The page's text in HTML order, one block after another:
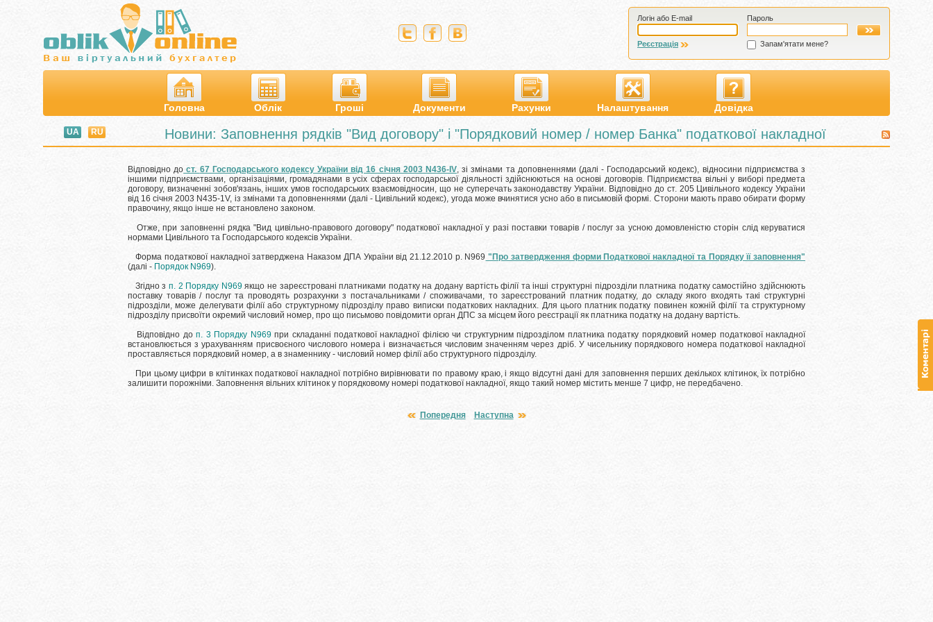
Логін або E-mail
Реєстрація
Пароль
Запам'ятати мене?
Головна Облік Гроші Документи Рахунки Налаштування Довідка
UA RU Новини: Заповнення рядків "Вид договору" і "Порядковий номер / номер Банка" податкової накладної
Відповідно до ст. 67 Господарського кодексу України від 16 січня 2003 N436-IV, зі змінами та доповненнями (далі - Господарський кодекс), відносини підприємства з
іншими підприємствами, організаціями, громадянами в усіх сферах господарської діяльності здійснюються на основі договорів. Підприємства вільні у виборі предмета
договору, визначенні зобов'язань, інших умов господарських взаємовідносин, що не суперечать законодавству України. Відповідно до ст. 205 Цивільного кодексу України
від 16 січня 2003 N435-1V, із змінами та доповненнями (далі - Цивільний кодекс), угода може вчинятися усно або в письмовій формі. Сторони мають право обирати форму
правочину, якщо інше не встановлено законом.
Отже, при заповненні рядка "Вид цивільно-правового договору" податкової накладної у разі поставки товарів / послуг за усною домовленістю сторін слід керуватися
нормами Цивільного та Господарського кодексів України.
Форма податкової накладної затверджена Наказом ДПА України від 21.12.2010 р. N969 "Про затвердження форми Податкової накладної та Порядку її заповнення"
(далі - Порядок N969).
Згідно зп. 2 Порядку N969якщо не зареєстровані платниками податку на додану вартість філії та інші структурні підрозділи платника податку самостійно здійснюють
поставку товарів / послуг та проводять розрахунки з постачальниками / споживачами, то зареєстрований платник податку, до складу якого входять такі структурні
підрозділи, може делегувати філії або структурному підрозділу право виписки податкових накладних. Для цього платник податку повинен кожній філії та структурному
підрозділу присвоїти окремий числовий номер, про що письмово повідомити орган ДПС за місцем його реєстрації як платника податку на додану вартість.
Відповідно доп. 3 Порядку N969при складанні податкової накладної філією чи структурним підрозділом платника податку порядковий номер податкової накладної
встановлюється з урахуванням присвоєного числового номера і визначається числовим значенням через дріб. У чисельнику порядкового номера податкової накладної
проставляється порядковий номер, а в знаменнику - числовий номер філії або структурного підрозділу.
При цьому цифри в клітинках податкової накладної потрібно вирівнювати по правому краю, і якщо відсутні дані для заповнення перших декількох клітинок, їх потрібно
залишити порожніми. Заповнення вільних клітинок у порядковому номері податкової накладної, якщо такий номер містить менше 7 цифр, не передбачено.
Попередня Наступна